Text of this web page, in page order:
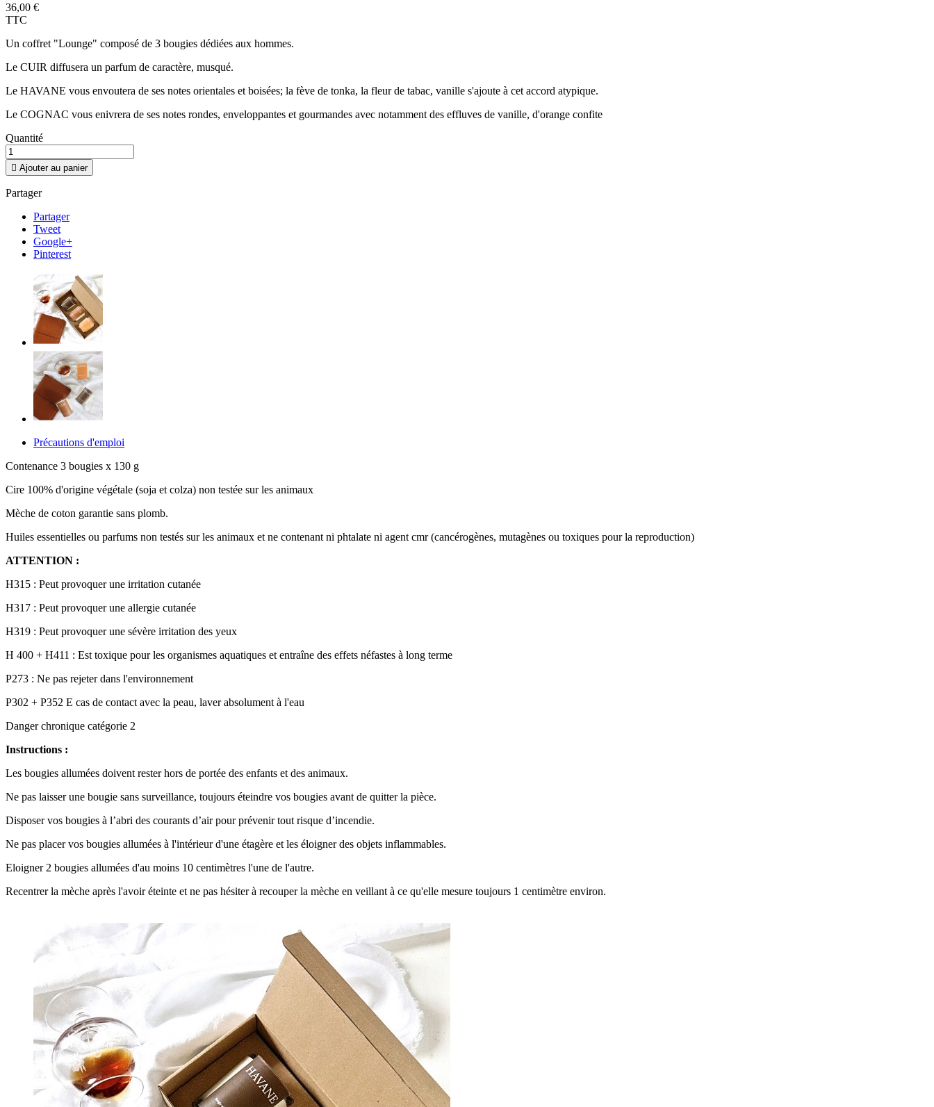
36,00 €
TTC
Un coffret "Lounge" composé de 3 bougies dédiées aux hommes.
Le CUIR diffusera un parfum de caractère, musqué.
Le HAVANE vous envoutera de ses notes orientales et boisées; la fève de tonka, la fleur de tabac, vanille s'ajoute à cet accord atypique.
Le COGNAC vous enivrera de ses notes rondes, enveloppantes et gourmandes avec notamment des effluves de vanille, d'orange confite
Quantité
 Ajouter au panier
Partager
Partager
Tweet
Google+
Pinterest
Précautions d'emploi
Contenance 3 bougies x 130 g
Cire 100% d'origine végétale (soja et colza) non testée sur les animaux
Mèche de coton garantie sans plomb.
Huiles essentielles ou parfums non testés sur les animaux et ne contenant ni phtalate ni agent cmr (cancérogènes, mutagènes ou toxiques pour la reproduction)
ATTENTION :
H315 : Peut provoquer une irritation cutanée
H317 : Peut provoquer une allergie cutanée
H319 : Peut provoquer une sévère irritation des yeux
H 400 + H411 : Est toxique pour les organismes aquatiques et entraîne des effets néfastes à long terme
P273 : Ne pas rejeter dans l'environnement
P302 + P352 E cas de contact avec la peau, laver absolument à l'eau
Danger chronique catégorie 2
Instructions :
Les bougies allumées doivent rester hors de portée des enfants et des animaux.
Ne pas laisser une bougie sans surveillance, toujours éteindre vos bougies avant de quitter la pièce.
Disposer vos bougies à l’abri des courants d’air pour prévenir tout risque d’incendie.
Ne pas placer vos bougies allumées à l'intérieur d'une étagère et les éloigner des objets inflammables.
Eloigner 2 bougies allumées d'au moins 10 centimètres l'une de l'autre.
Recentrer la mèche après l'avoir éteinte et ne pas hésiter à recouper la mèche en veillant à ce qu'elle mesure toujours 1 centimètre environ.